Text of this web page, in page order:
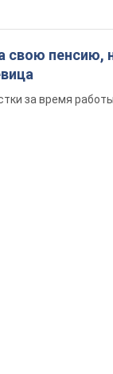
свою пенсию,
за время